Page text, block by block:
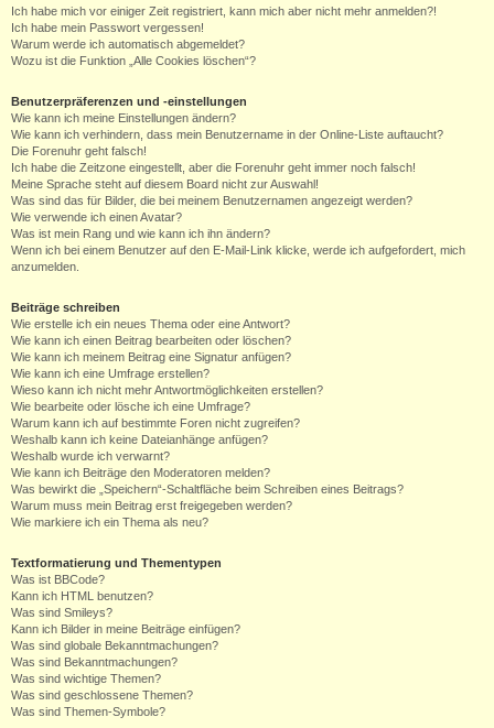
Ich habe mich vor einiger Zeit registriert, kann mich aber nicht mehr anmelden?!
Ich habe mein Passwort vergessen!
Warum werde ich automatisch abgemeldet?
Wozu ist die Funktion „Alle Cookies löschen“?
Benutzerpräferenzen und -einstellungen
Wie kann ich meine Einstellungen ändern?
Wie kann ich verhindern, dass mein Benutzername in der Online-Liste auftaucht?
Die Forenuhr geht falsch!
Ich habe die Zeitzone eingestellt, aber die Forenuhr geht immer noch falsch!
Meine Sprache steht auf diesem Board nicht zur Auswahl!
Was sind das für Bilder, die bei meinem Benutzernamen angezeigt werden?
Wie verwende ich einen Avatar?
Was ist mein Rang und wie kann ich ihn ändern?
Wenn ich bei einem Benutzer auf den E-Mail-Link klicke, werde ich aufgefordert, mich
anzumelden.
Beiträge schreiben
Wie erstelle ich ein neues Thema oder eine Antwort?
Wie kann ich einen Beitrag bearbeiten oder löschen?
Wie kann ich meinem Beitrag eine Signatur anfügen?
Wie kann ich eine Umfrage erstellen?
Wieso kann ich nicht mehr Antwortmöglichkeiten erstellen?
Wie bearbeite oder lösche ich eine Umfrage?
Warum kann ich auf bestimmte Foren nicht zugreifen?
Weshalb kann ich keine Dateianhänge anfügen?
Weshalb wurde ich verwarnt?
Wie kann ich Beiträge den Moderatoren melden?
Was bewirkt die „Speichern“-Schaltfläche beim Schreiben eines Beitrags?
Warum muss mein Beitrag erst freigegeben werden?
Wie markiere ich ein Thema als neu?
Textformatierung und Thementypen
Was ist BBCode?
Kann ich HTML benutzen?
Was sind Smileys?
Kann ich Bilder in meine Beiträge einfügen?
Was sind globale Bekanntmachungen?
Was sind Bekanntmachungen?
Was sind wichtige Themen?
Was sind geschlossene Themen?
Was sind Themen-Symbole?